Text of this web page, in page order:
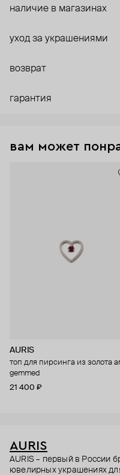
наличие в магазинах
уход за украшениями
возврат
гарантия
вам может
AURIS
топ для пирсинга из золота
gemmed
21 400 ₽
AURIS
AURIS – первый в России
ювелирных украшениях